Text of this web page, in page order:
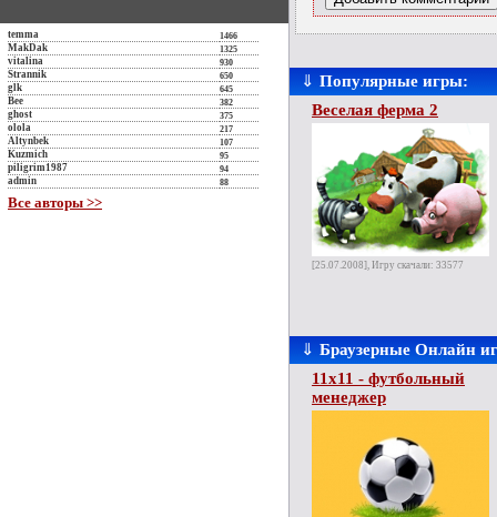
temma 1466
MakDak 1325
vitalina 930
Strannik 650
glk 645
Bee 382
ghost 375
olola 217
Altynbek 107
Kuzmich 95
piligrim1987 94
admin 88
Все авторы >>
⇓ Популярные игры:
Веселая ферма 2
[25.07.2008], Игру скачали: 33577
⇓ Браузерные Онлайн
11x11 - футбольный
менеджер